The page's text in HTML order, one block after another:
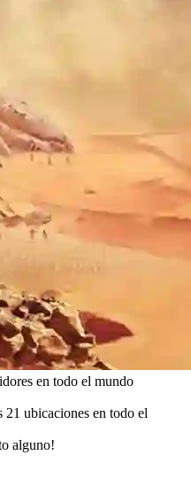
en todo el mundo
21 ubicaciones en todo el
alguno!